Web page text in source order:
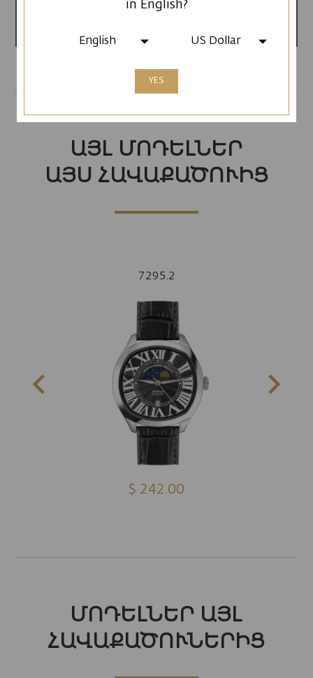
Արտադրված է
ԱՅԼ ՄՈԴԵԼՆԵՐ
ԱՅՍ ՀԱՎԱՔԱԾՈՒԻՑ
7295.2
$ 242.00
ՄՈԴԵԼՆԵՐ ԱՅԼ
ՀԱՎԱՔԱԾՈՒՆԵՐԻՑ
in English?
English US Dollar
YES